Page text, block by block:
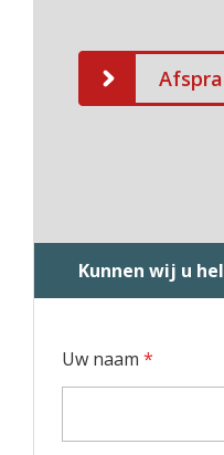
Kunnen wij u
Uw naam *